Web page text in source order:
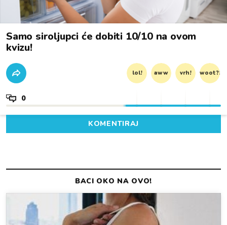
Samo siroljupci će dobiti 10/10 na ovom
kvizu!
lol! aww vrh! woot?!
0
KOMENTIRAJ